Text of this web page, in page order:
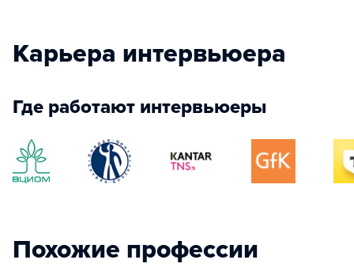
Карьера интервьюера
Где работают интервьюеры
Похожие профессии